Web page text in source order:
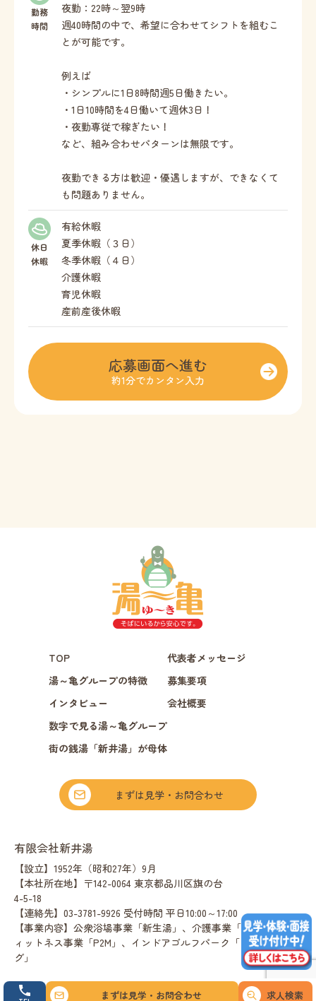
勤務
時間
夜勤：22時～翌9時
週40時間の中で、希望に合わせてシフトを組むこ
とが可能です。
例えば
・シンプルに1日8時間週5日働きたい。
・1日10時間を4日働いて週休3日！
・夜勤専従で稼ぎたい！
など、組み合わせパターンは無限です。
夜勤できる方は歓迎・優遇しますが、できなくて
も問題ありません。
休日
休暇
有給休暇
夏季休暇（３日）
冬季休暇（４日）
介護休暇
育児休暇
産前産後休暇
応募画面へ進む
約1分でカンタン入力
TOP
湯～亀グループの特徴
インタビュー
数字で見る湯～亀グループ
街の銭湯「新井湯」が母体
代表者メッセージ
募集要項
会社概要
まずは見学・お問合わせ
有限会社新井湯
【設立】1952年（昭和27年）9月
【本社所在地】〒142-0064 東京都品川区旗の台
4-5-18
【連絡先】03-3781-9926 受付時間 平日10:00～17:00
【事業内容】公衆浴場事業「新生湯」、介護事業「湯〜亀」、フ
ィットネス事業「P2M」、インドアゴルフパーク「リアルスイン
グ」
まずは見学・お問合わせ 求人検索